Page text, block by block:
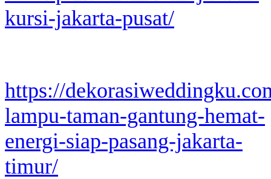
kursi-jakarta-pusat/
https://
lampu-taman-gantung-hemat-
energi-siap-pasang-jakarta-
timur/